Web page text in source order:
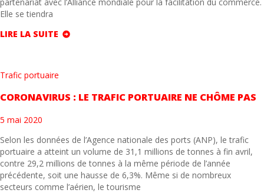
Elle se tiendra
LIRE LA SUITE
Trafic portuaire
CORONAVIRUS : LE TRAFIC PORTUAIRE NE CHÔME PAS
5 mai 2020
Selon les données de l’Agence nationale des ports (ANP), le trafic
portuaire a atteint un volume de 31,1 millions de tonnes à fin avril,
contre 29,2 millions de tonnes à la même période de l’année
précédente, soit une hausse de 6,3%. Même si de nombreux
secteurs comme l’aérien, le tourisme